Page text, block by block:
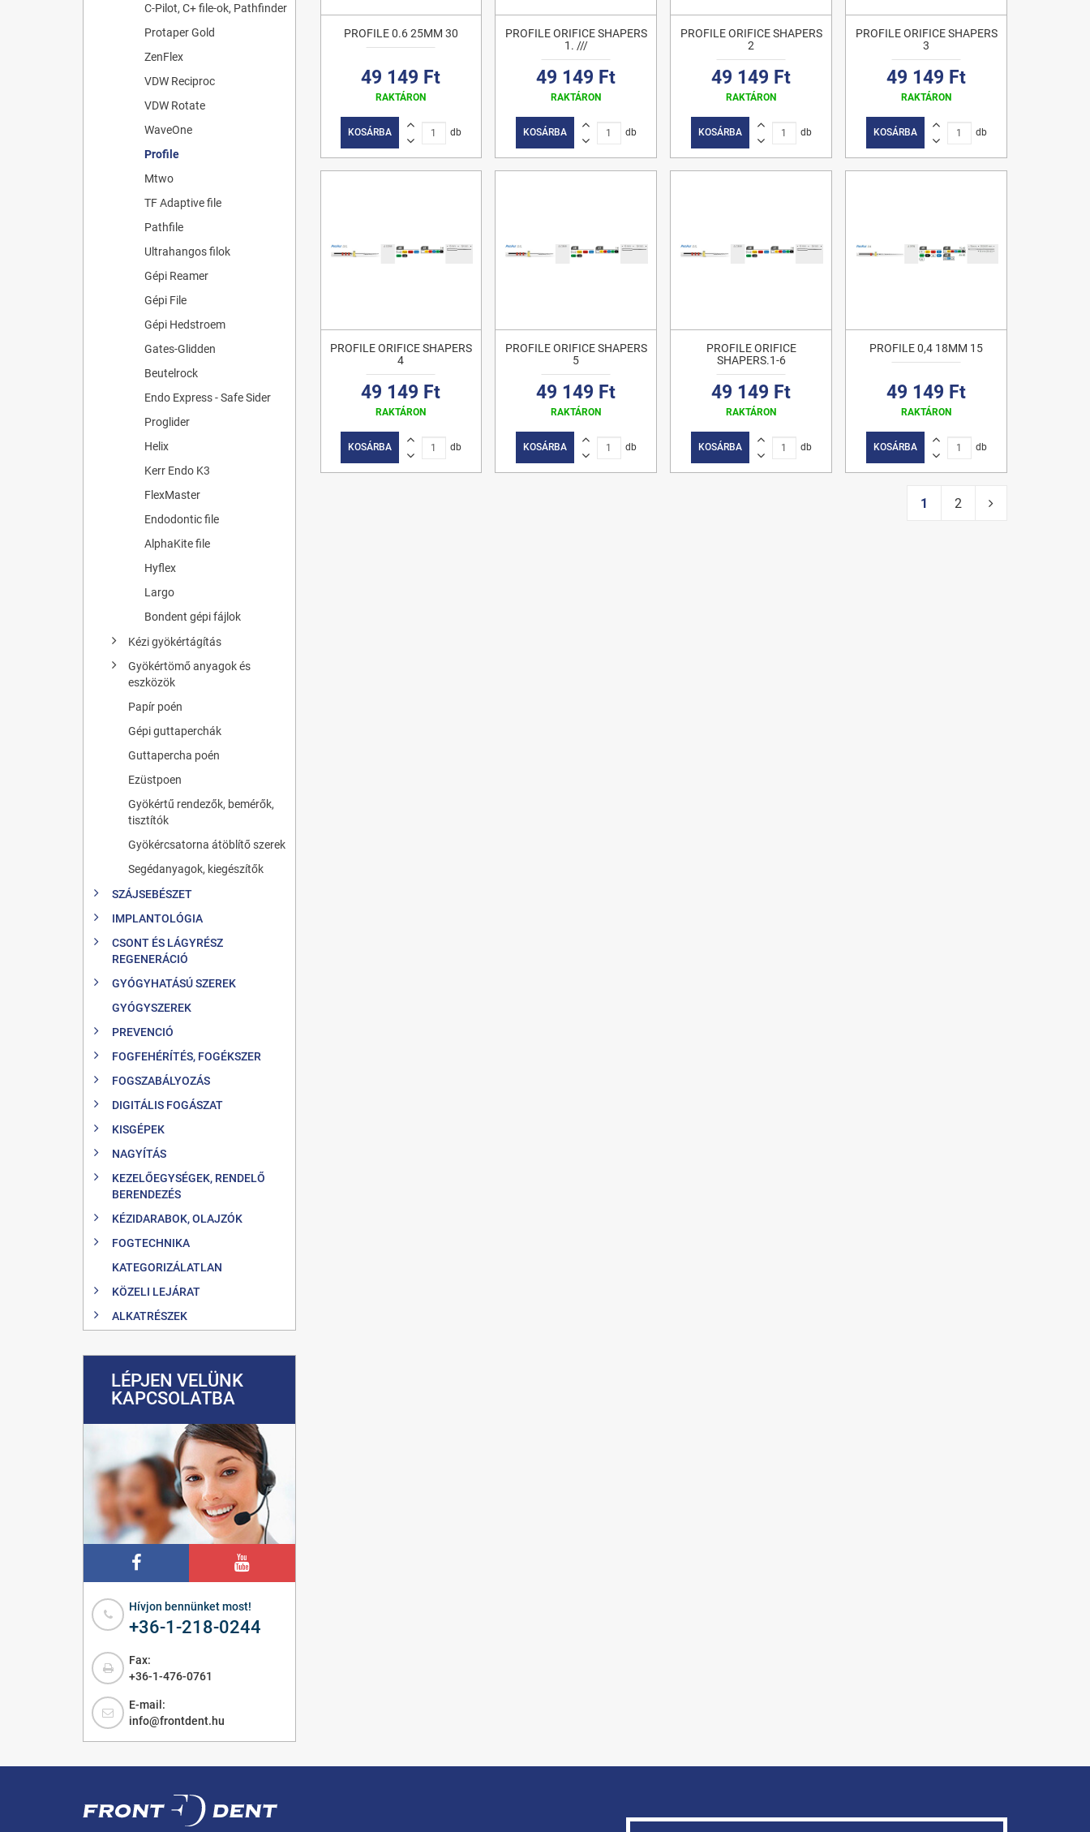
C-Pilot, C+ file-ok, Pathfinder
Protaper Gold
ZenFlex
VDW Reciproc
VDW Rotate
WaveOne
Profile
Mtwo
TF Adaptive file
Pathfile
Ultrahangos filok
Gépi Reamer
Gépi File
Gépi Hedstroem
Gates-Glidden
Beutelrock
Endo Express - Safe Sider
Proglider
Helix
Kerr Endo K3
FlexMaster
Endodontic file
AlphaKite file
Hyflex
Largo
Bondent gépi fájlok
Kézi gyökértágítás
Gyökértömő anyagok és
eszközök
Papír poén
Gépi guttaperchák
Guttapercha poén
Ezüstpoen
Gyökértű rendezők, bemérők,
tisztítók
Gyökércsatorna átöblítő szerek
Segédanyagok, kiegészítők
SZÁJSEBÉSZET
IMPLANTOLÓGIA
CSONT ÉS LÁGYRÉSZ
REGENERÁCIÓ
GYÓGYHATÁSÚ SZEREK
GYÓGYSZEREK
PREVENCIÓ
FOGFEHÉRÍTÉS, FOGÉKSZER
FOGSZABÁLYOZÁS
DIGITÁLIS FOGÁSZAT
KISGÉPEK
NAGYÍTÁS
KEZELŐEGYSÉGEK, RENDELŐ
BERENDEZÉS
KÉZIDARABOK, OLAJZÓK
FOGTECHNIKA
KATEGORIZÁLATLAN
KÖZELI LEJÁRAT
ALKATRÉSZEK
LÉPJEN VELÜNK
KAPCSOLATBA
Hívjon bennünket most!
+36-1-218-0244
Fax:
+36-1-476-0761
E-mail:
info@frontdent.hu
PROFILE 0.6 25MM 30
49 149 Ft
RAKTÁRON
KOSÁRBA db
PROFILE ORIFICE SHAPERS
1. ///
49 149 Ft
RAKTÁRON
KOSÁRBA db
PROFILE ORIFICE SHAPERS
2
49 149 Ft
RAKTÁRON
KOSÁRBA db
PROFILE ORIFICE SHAPERS
3
49 149 Ft
RAKTÁRON
KOSÁRBA db
PROFILE ORIFICE SHAPERS
4
49 149 Ft
RAKTÁRON
KOSÁRBA db
PROFILE ORIFICE SHAPERS
5
49 149 Ft
RAKTÁRON
KOSÁRBA db
PROFILE ORIFICE
SHAPERS.1-6
49 149 Ft
RAKTÁRON
KOSÁRBA db
PROFILE 0,4 18MM 15
49 149 Ft
RAKTÁRON
KOSÁRBA db
1 2